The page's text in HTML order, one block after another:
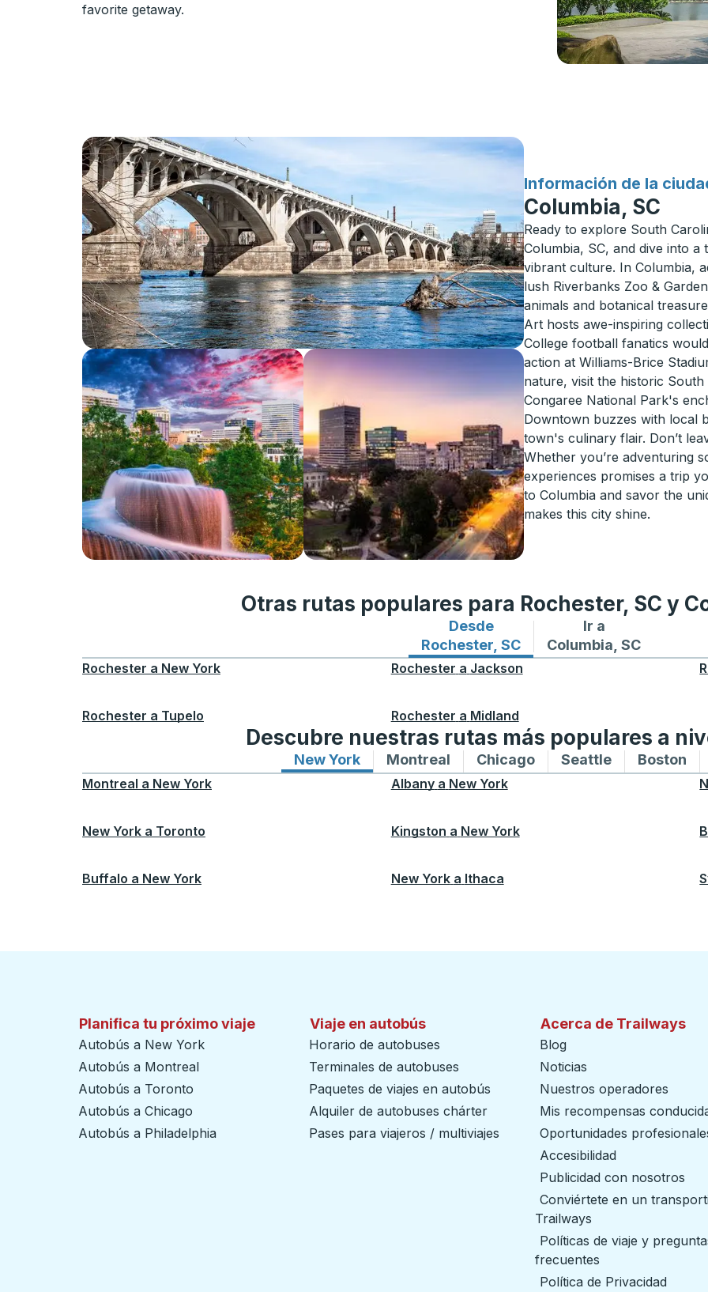
favorite getaway.
Información de la
para
Columbia, SC
Ready to explore South
Columbia, SC, and dive into
vibrant culture. In Columbia,
lush Riverbanks Zoo &
animals and botanical
Art hosts awe-inspiring
College football fanatics
action at Williams-Brice
nature, visit the historic
Congaree National Park's
Downtown buzzes with local
town's culinary flair. Don’t
Whether you’re adventuring
experiences promises a trip
to Columbia and savor the
makes this city shine.
Otras rutas populares para Rochester, SC y
Desde
Rochester, SC
Rutas de autobuses desde Rochester,
Ir a
Columbia, SC
Rutas de autobuses a
Rochester a New York Rochester a Jackson
Rochester a Tupelo Rochester a Midland
Descubre nuestras rutas más populares a
New YorkRutas de autobuses hacia y desde New York
Montreal Rutas de autobuses hacia y desde
ChicagoRutas de autobuses
SeattleRutas de
Boston
Montreal a New York Albany a New York
New York a Toronto Kingston a New York
Buffalo a New York New York a Ithaca
Planifica tu próximo viaje
Autobús a New York
Autobús a Montreal
Autobús a Toronto
Autobús a Chicago
Autobús a Philadelphia
Viaje en autobús
Horario de autobuses
Terminales de autobuses
Paquetes de viajes en autobús
Alquiler de autobuses chárter
Pases para viajeros / multiviajes
Acerca de Trailways
Blog
Noticias
Nuestros operadores
Mis recompensas
Oportunidades
Accesibilidad
Publicidad con nosotros
Conviértete en un
Trailways
Políticas de viaje y
frecuentes
Política de Privacidad